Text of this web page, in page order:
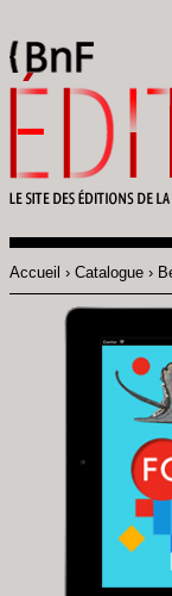
Fil
d'Ariane
Accueil Catalogue